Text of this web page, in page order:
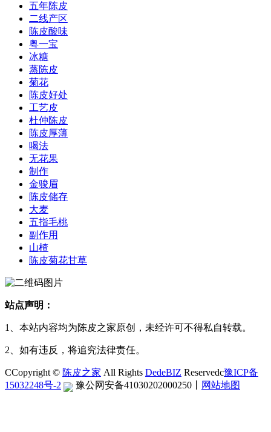
五年陈皮
二线产区
陈皮酸味
粤一宝
冰糖
蒸陈皮
菊花
陈皮好处
工艺皮
杜仲陈皮
陈皮厚薄
喝法
无花果
制作
金骏眉
陈皮储存
大麦
五指毛桃
副作用
山楂
陈皮菊花甘草
站点声明：
1、本站内容均为陈皮之家原创，未经许可不得私自转载。
2、如有违反，将追究法律责任。
CCopyright © 陈皮之家 All Rights DedeBIZ Reservedc豫ICP备
15032248号-2
豫公网安备41030202000250 网站地图